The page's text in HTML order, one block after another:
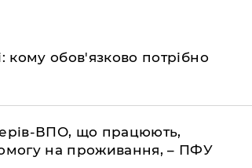
обов'язково потрібно
ВПО, що працюють,
на проживання, – ПФУ